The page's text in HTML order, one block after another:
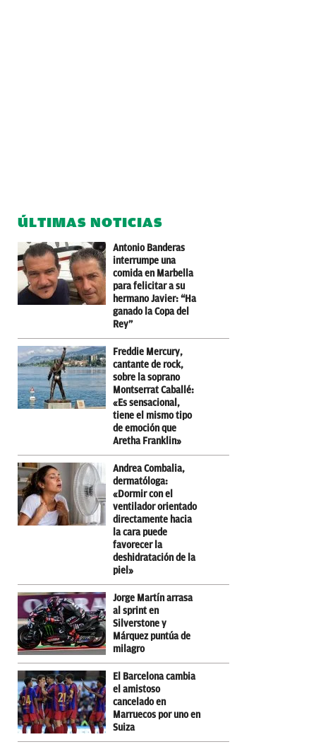
ÚLTIMAS NOTICIAS
Antonio Banderas
interrumpe una
comida en Marbella
para felicitar a su
hermano Javier: “Ha
ganado la Copa del
Rey”
Freddie Mercury,
cantante de rock,
sobre la soprano
Montserrat Caballé:
«Es sensacional,
tiene el mismo tipo
de emoción que
Aretha Franklin»
Andrea Combalia,
dermatóloga:
«Dormir con el
ventilador orientado
directamente hacia
la cara puede
favorecer la
deshidratación de la
piel»
Jorge Martín arrasa
al sprint en
Silverstone y
Márquez puntúa de
milagro
El Barcelona cambia
el amistoso
cancelado en
Marruecos por uno en
Suiza